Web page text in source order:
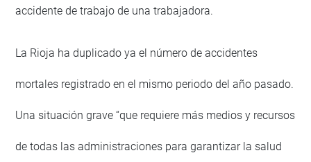
accidente de trabajo de una trabajadora.
La Rioja ha duplicado ya el número de accidentes
mortales registrado en el mismo periodo del año pasado.
Una situación grave “que requiere más medios y recursos
de todas las administraciones para garantizar la salud